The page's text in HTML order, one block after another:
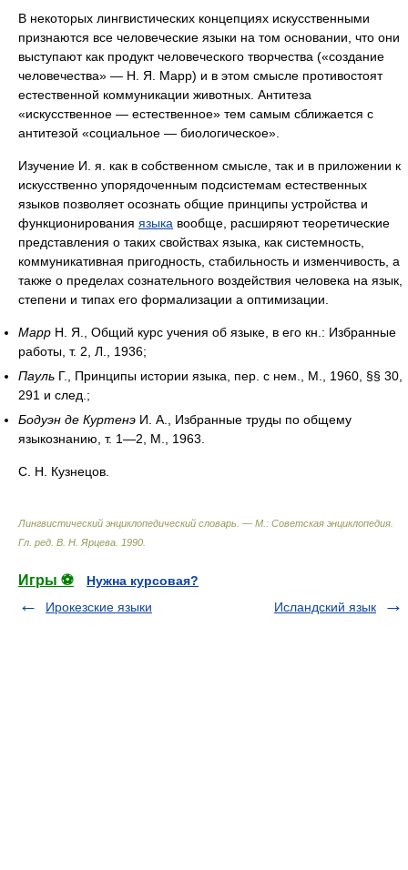
В некоторых лингвистических концепциях искусственными
признаются все человеческие языки на том основании, что они
выступают как продукт человеческого творчества («создание
человечества» — Н. Я. Марр) и в этом смысле противостоят
естественной коммуникации животных. Антитеза
«искусственное — естественное» тем самым сближается с
антитезой «социальное — биологическое».
Изучение И. я. как в собственном смысле, так и в приложении к
искусственно упорядоченным подсистемам естественных
языков позволяет осознать общие принципы устройства и
функционирования языка вообще, расширяют теоретические
представления о таких свойствах языка, как системность,
коммуникативная пригодность, стабильность и изменчивость, а
также о пределах сознательного воздействия человека на язык,
степени и типах его формализации а оптимизации.
Марр Н. Я., Общий курс учения об языке, в его кн.: Избранные
работы, т. 2, Л., 1936;
Пауль Г., Принципы истории языка, пер. с нем., М., 1960, §§ 30,
291 и след.;
Бодуэн де Куртенэ И. А., Избранные труды по общему
языкознанию, т. 1—2, М., 1963.
С. Н. Кузнецов.
Лингвистический энциклопедический словарь. — М.: Советская энциклопедия
Гл. ред. В. Н. Ярцева 1990
Игры ⚽
Нужна курсовая?
Ирокезские языки
Исландский язык